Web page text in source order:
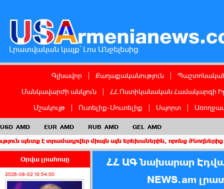
Լրատվական կայք՝ Լոս Անջելեսից
Գլխավոր Քաղաքականություն
Մանկավարժի անկյուն
ՀՀ Ոստիկանական Համակարգի
Մշակույթ
Ուտելիք-Մուտելիք Սպորտ
USD AMD EUR AMD RUB AMD GEL AMD
միայն այն երեխաներին, որոնց ծնողներից առնվազն
Օրվա լրահոսը
2026-08-02 10:54:00
ՀՀ ԱԳ նախարար
NEWS.am